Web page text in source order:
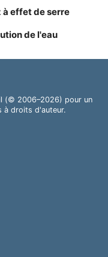
à effet de serre
de l'eau
(© 2006–2026) pour un
à droits d'auteur.